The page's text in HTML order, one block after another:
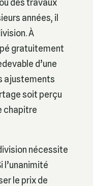
des travaux
années, il
À
gratuitement
d’une
ajustements
soit perçu
chapitre
nécessite
l’unanimité
le prix de